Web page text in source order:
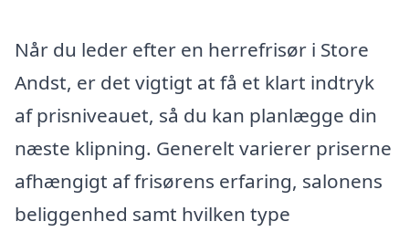
Når du leder efter en herrefrisør i Store
Andst, er det vigtigt at få et klart indtryk
af prisniveauet, så du kan planlægge din
næste klipning. Generelt varierer priserne
afhængigt af frisørens erfaring, salonens
beliggenhed samt hvilken type